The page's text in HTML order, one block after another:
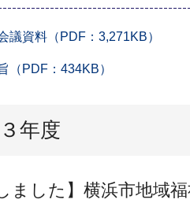
議資料（PDF：3,271KB）
（PDF：434KB）
年度
ました】横浜市地域